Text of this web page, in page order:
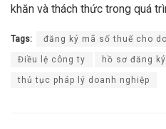
khăn và thách thức trong quá
Tags: đăng ký mã số thuế cho
Điều lệ công ty hồ sơ đăng
thủ tục pháp lý doanh nghiệp